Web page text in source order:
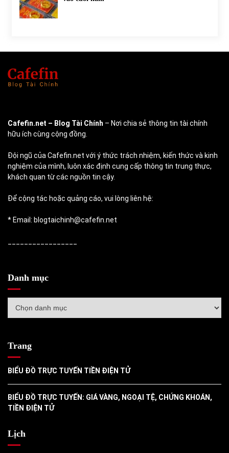
Cafefin.net – Blog Tài Chính – Nơi chia sẻ thông tin tài chính
hữu ích cùng cộng đồng.
Đội ngũ của Cafefin.net với ý thức trách nhiệm, kiến thức và kinh
nghiệm của mình, luôn xác định cung cấp thông tin trung thực,
khách quan từ các nguồn tin cậy.
Để cộng tác hoặc quảng cáo, vui lòng liên hệ:
* Email: blogtaichinh@cafefin.net
Danh mục
mục
Trang
BIỂU ĐỒ TRỰC TUYẾN TIỀN ĐIỆN TỬ
BIỂU ĐỒ TRỰC TUYẾN: GIÁ VÀNG, NGOẠI TỆ, CHỨNG KHOÁN,
TIỀN ĐIỆN TỬ
Lịch